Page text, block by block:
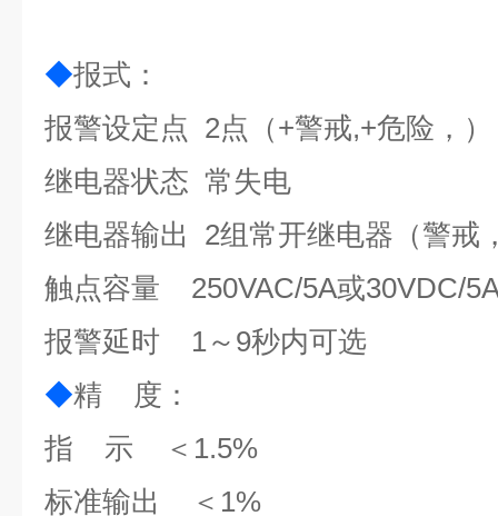
◆报式：
报警设定点 2点（+警戒,+危险，）
继电器状态 常失电
继电器输出 2组常开继电器（警戒
触点容量 250VAC/5A或30VDC/
报警延时 1～9秒内可选
◆精 度：
指 示 ＜1.5%
标准输出 ＜1%